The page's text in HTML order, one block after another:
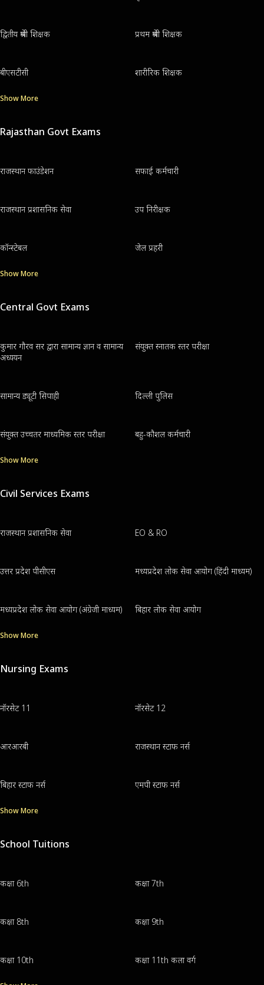
द्वितीय श्रेणी शिक्षक प्रथम श्रेणी शिक्षक
बीएसटीसी शारीरिक शिक्षक
Show More
Rajasthan Govt Exams
राजस्थान फाउंडेशन सफाई कर्मचारी
राजस्थान प्रशासनिक सेवा उप निरीक्षक
कॉन्स्टेबल जेल प्रहरी
Show More
Central Govt Exams
कुमार गौरव सर द्वारा सामान्य ज्ञान व सामान्य
अध्ययन
संयुक्त स्नातक स्तर परीक्षा
सामान्य ड्यूटी सिपाही दिल्ली पुलिस
संयुक्त उच्चतर माध्यमिक स्तर परीक्षा बहु-कौशल कर्मचारी
Show More
Civil Services Exams
राजस्थान प्रशासनिक सेवा EO & RO
उत्तर प्रदेश पीसीएस मध्यप्रदेश लोक सेवा आयोग (हिंदी माध्यम)
मध्यप्रदेश लोक सेवा आयोग (अंग्रेजी माध्यम) बिहार लोक सेवा आयोग
Show More
Nursing Exams
नॉरसेट 11 नॉरसेट 12
आरआरबी राजस्थान स्टाफ नर्स
बिहार स्टाफ नर्स एमपी स्टाफ नर्स
Show More
School Tuitions
कक्षा 6th कक्षा 7th
कक्षा 8th कक्षा 9th
कक्षा 10th कक्षा 11th कला वर्ग